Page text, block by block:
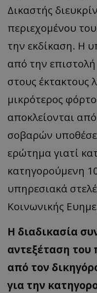
Δικαστής
περιεχομένου
την εκδίκαση. Η
από την
στους έκτακτους
μικρότερος
αποκλείονται
σοβαρών
ερώτημα γιατί
κατηγορούμενη
υπηρεσιακά
Κοινωνικής
Η διαδικασία
αντεξέταση του
από τον
για την